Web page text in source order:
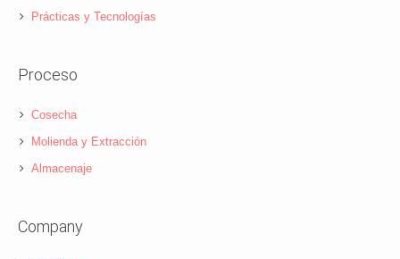
Prácticas y Tecnologías
Proceso
Cosecha
Molienda y Extracción
Almacenaje
Company